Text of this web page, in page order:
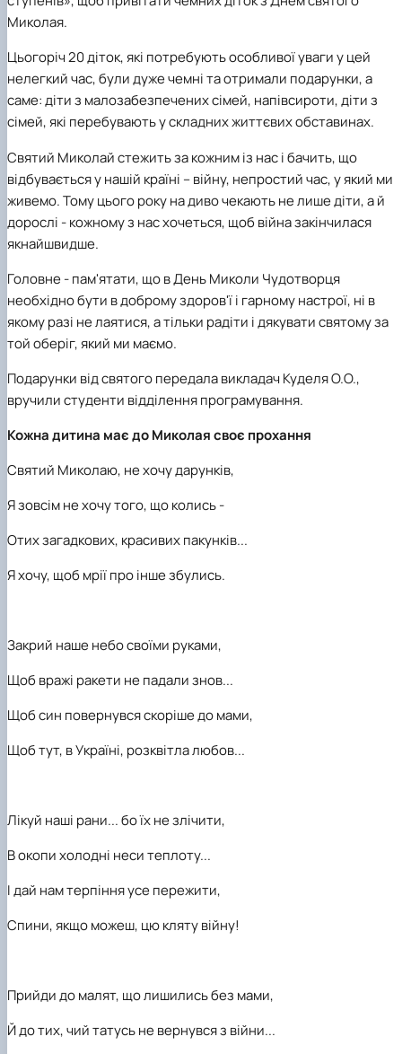
(MOOCs)SEB-2025
LearningFaculty of Design and Engineering
Faculty of Food Science, Nutrition and
Management
Faculty of Humanities and Pedagogy
Faculty of Information Technologies
Faculty of Land Management
Faculty of Veterinary Medicine
Mechanical and Technological Faculty
Faculty of Plant Protection, Biotechnology
Ecology
Farm named after O.V. Muzychenko
Science
Horticulture
Research Institute of Technology and
Animal Products
Research and Design Institute of
Standardisation and Technologies of Eco-Safe
Ukrainian Laboratory of Quality and Safety of
Agricultural Products
Ukrainian Research Institute of Agricultural
Radiology
Architecture and Design
Berezhany Professional College
Bobrovytsia Professional College named after
Mainova
Boyarka College of Ecology and Natural
Resources
Crimean Technical College of Land
and Agricultural Mechanisation
Irpin Professional College
Mukachevo Professional College
Nizhyn Professional College
Prybrezhne Agrarian College
Rivne Professional College
Zalishchyky Professional College named after
Ye. Khraplivyi
International Students Office
Миколая.
Цьогоріч 20 діток, які потребують особливої уваги у цей
нелегкий час, були дуже чемні та отримали подарунки, а
саме: діти з малозабезпечених сімей, напівсироти, діти з
сімей, які перебувають у складних життєвих обставинах.
Святий Миколай стежить за кожним із нас і бачить, що
відбувається у нашій країні – війну, непростий час, у який ми
живемо. Тому цього року на диво чекають не лише діти, а й
дорослі - кожному з нас хочеться, щоб війна закінчилася
якнайшвидше.
Головне - пам'ятати, що в День Миколи Чудотворця
необхідно бути в доброму здоров'ї і гарному настрої, ні в
якому разі не лаятися, а тільки радіти і дякувати святому за
той оберіг, який ми маємо.
Подарунки від святого передала викладач Куделя О.О.,
вручили студенти відділення програмування.
Кожна дитина має до Миколая своє прохання
Святий Миколаю, не хочу дарунків,
Я зовсім не хочу того, що колись -
Отих загадкових, красивих пакунків...
Я хочу, щоб мрії про інше збулись.
Закрий наше небо своїми руками,
Щоб вражі ракети не падали знов...
Щоб син повернувся скоріше до мами,
Щоб тут, в Україні, розквітла любов...
Лікуй наші рани... бо їх не злічити,
В окопи холодні неси теплоту...
І дай нам терпіння усе пережити,
Спини, якщо можеш, цю кляту війну!
Прийди до малят, що лишились без мами,
Й до тих, чий татусь не вернувся з війни...